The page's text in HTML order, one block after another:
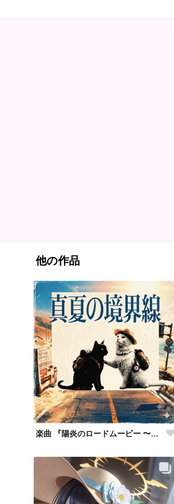
他の作品
楽曲 『陽炎のロードムービー 〜Scorching and Mirage〜』アクリルミュージック 歌うイラスト